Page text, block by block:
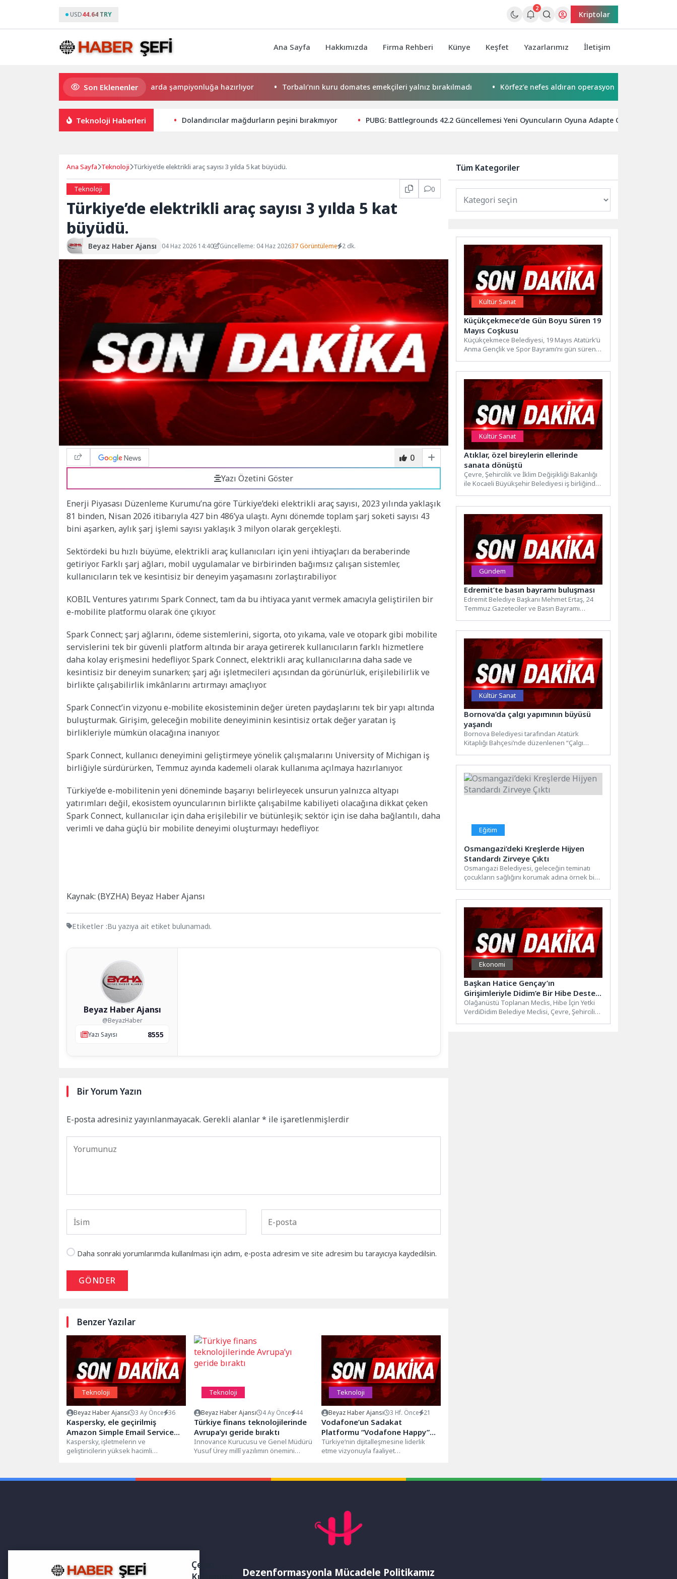
USD44.64 TRY
2
Kriptolar
Ana Sayfa Hakkımızda Firma Rehberi Künye Keşfet Yazarlarımız İletişim
Son Eklenenler
Hayat kurtaran baba, kızını kortlarda şampiyonluğa hazırlıyor Torbalı’nın kuru domates emekçileri yalnız bırakılmadı Körfez’e nefes aldıran operasyon
Teknoloji Haberleri Dolandırıcılar mağdurların peşini bırakmıyor PUBG: Battlegrounds 42.2 Güncellemesi Yeni Oyuncuların Oyuna Adapte Olmasını
Ana Sayfa Teknoloji Türkiye’de elektrikli araç sayısı 3 yılda 5 kat büyüdü.
Teknoloji 0
Türkiye’de elektrikli araç sayısı 3 yılda 5 kat
büyüdü.
Beyaz Haber Ajansı 04 Haz 2026 14:40 Güncelleme: 04 Haz 202637 Görüntüleme 2 dk.
0
Yazı Özetini Göster
Enerji Piyasası Düzenleme Kurumu’na göre Türkiye’deki elektrikli araç sayısı, 2023 yılında yaklaşık
81 binden, Nisan 2026 itibarıyla 427 bin 486’ya ulaştı. Aynı dönemde toplam şarj soketi sayısı 43
bini aşarken, aylık şarj işlemi sayısı yaklaşık 3 milyon olarak gerçekleşti.
Sektördeki bu hızlı büyüme, elektrikli araç kullanıcıları için yeni ihtiyaçları da beraberinde
getiriyor. Farklı şarj ağları, mobil uygulamalar ve birbirinden bağımsız çalışan sistemler,
kullanıcıların tek ve kesintisiz bir deneyim yaşamasını zorlaştırabiliyor.
KOBIL Ventures yatırımı Spark Connect, tam da bu ihtiyaca yanıt vermek amacıyla geliştirilen bir
e-mobilite platformu olarak öne çıkıyor.
Spark Connect; şarj ağlarını, ödeme sistemlerini, sigorta, oto yıkama, vale ve otopark gibi mobilite
servislerini tek bir güvenli platform altında bir araya getirerek kullanıcıların farklı hizmetlere
daha kolay erişmesini hedefliyor. Spark Connect, elektrikli araç kullanıcılarına daha sade ve
kesintisiz bir deneyim sunarken; şarj ağı işletmecileri açısından da görünürlük, erişilebilirlik ve
birlikte çalışabilirlik imkânlarını artırmayı amaçlıyor.
Spark Connect’in vizyonu e-mobilite ekosisteminin değer üreten paydaşlarını tek bir yapı altında
buluşturmak. Girişim, geleceğin mobilite deneyiminin kesintisiz ortak değer yaratan iş
birlikleriyle mümkün olacağına inanıyor.
Spark Connect, kullanıcı deneyimini geliştirmeye yönelik çalışmalarını University of Michigan iş
birliğiyle sürdürürken, Temmuz ayında kademeli olarak kullanıma açılmaya hazırlanıyor.
Türkiye’de e-mobilitenin yeni döneminde başarıyı belirleyecek unsurun yalnızca altyapı
yatırımları değil, ekosistem oyuncularının birlikte çalışabilme kabiliyeti olacağına dikkat çeken
Spark Connect, kullanıcılar için daha erişilebilir ve bütünleşik; sektör için ise daha bağlantılı, daha
verimli ve daha güçlü bir mobilite deneyimi oluşturmayı hedefliyor.
Kaynak: (BYZHA) Beyaz Haber Ajansı
Etiketler :Bu yazıya ait etiket bulunamadı.
Beyaz Haber Ajansı
@BeyazHaber
Yazı Sayısı
8555
Bir Yorum Yazın
E-posta adresiniz yayınlanmayacak. Gerekli alanlar* ile işaretlenmişlerdir
Daha sonraki yorumlarımda kullanılması için adım, e-posta adresim ve site adresim bu tarayıcıya kaydedilsin.
GÖNDER
Benzer Yazılar
Teknoloji
Beyaz Haber Ajansı 3 Ay Önce 36
Kaspersky, ele geçirilmiş
Amazon Simple Email Service
hesapları üzerinden
gerçekleştirilen oltalama
Kaspersky, işletmelerin ve
geliştiricilerin yüksek hacimli
Teknoloji
Beyaz Haber Ajansı 4 Ay Önce 44
Türkiye finans teknolojilerinde
Avrupa’yı geride bıraktı
Innovance Kurucusu ve Genel Müdürü
Yusuf Ürey millî yazılımın önemini
Teknoloji
Beyaz Haber Ajansı 3 Hf. Önce 21
Vodafone’un Sadakat
Platformu “Vodafone Happy”
Bir Yaşında
Türkiye’nin dijitalleşmesine liderlik
etme vizyonuyla faaliyet
yaşını doldurdu. Milyonlarca
Tüm Kategoriler
Kültür Sanat
Küçükçekmece’de Gün Boyu Süren 19
Mayıs Coşkusu
Küçükçekmece Belediyesi, 19 Mayıs Atatürk’ü
Anma Gençlik ve Spor Bayramı’nı gün süren
Kültür Sanat
Atıklar, özel bireylerin ellerinde
sanata dönüştü
Çevre, Şehircilik ve İklim Değişikliği Bakanlığı
ile Kocaeli Büyükşehir Belediyesi iş birliğinde
Gündem
Edremit’te basın bayramı buluşması
Edremit Belediye Başkanı Mehmet Ertaş, 24
Temmuz Gazeteciler ve Basın Bayramı
Kültür Sanat
Bornova’da çalgı yapımının büyüsü
yaşandı
Bornova Belediyesi tarafından Atatürk
Kitaplığı Bahçesi’nde düzenlenen “Çalgı
Eğitim
Osmangazi’deki Kreşlerde Hijyen
Standardı Zirveye Çıktı
Osmangazi Belediyesi, geleceğin teminatı
çocukların sağlığını korumak adına örnek bir
Ekonomi
Başkan Hatice Gençay’ın
Girişimleriyle Didim’e Bir Hibe Desteği
Daha
Olağanüstü Toplanan Meclis, Hibe İçin Yetki
VerdiDidim Belediye Meclisi, Çevre, Şehircilik
Dezenformasyonla Mücadele Politikamız
Çerez